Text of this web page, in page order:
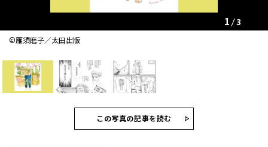
©雁須磨子／太田出版
1 3
この写真の記事を読む